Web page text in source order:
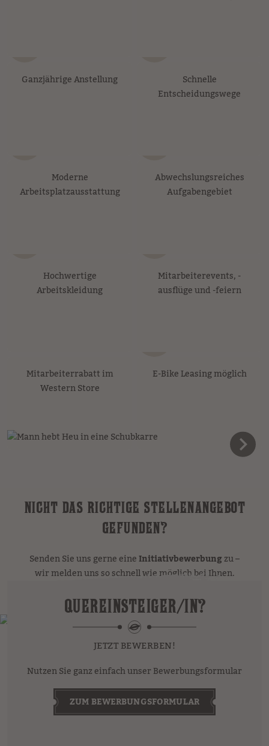
Ganzjährige Anstellung
Schnelle
Entscheidungswege
Moderne
Arbeitsplatzausstattung
Abwechslungsreiches
Aufgabengebiet
Hochwertige
Arbeitskleidung
Mitarbeiterevents, -
ausflüge und -feiern
Mitarbeiterrabatt im
Western Store
E-Bike Leasing möglich
NICHT DAS RICHTIGE STELLENANGEBOT
GEFUNDEN?
Senden Sie uns gerne eineInitiativbewerbungzu –
wir melden uns so schnell wie möglich bei Ihnen.
QUEREINSTEIGER/IN?
JETZT BEWERBEN!
Nutzen Sie ganz einfach unser Bewerbungsformular
ZUM BEWERBUNGSFORMULAR